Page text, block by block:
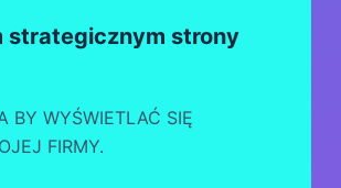
strategicznym strony
BY WYŚWIETLAĆ SIĘ
FIRMY.